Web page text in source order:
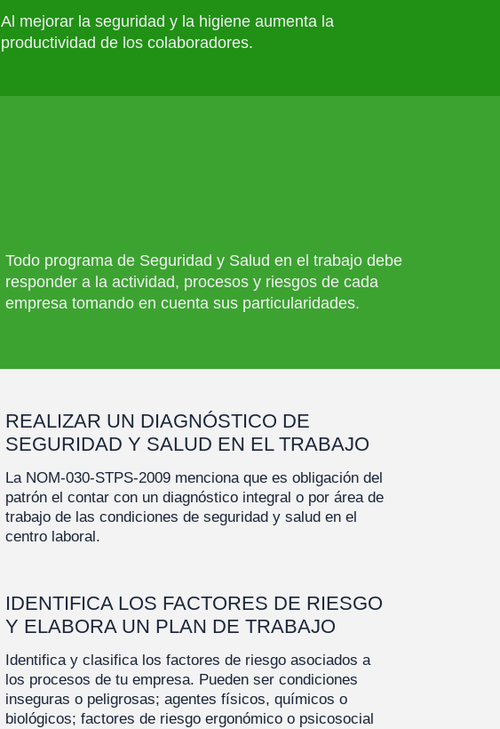
Al mejorar la seguridad y la higiene aumenta la
productividad de los colaboradores.
Todo programa de Seguridad y Salud en el trabajo debe
responder a la actividad, procesos y riesgos de cada
empresa tomando en cuenta sus particularidades.
REALIZAR UN DIAGNÓSTICO DE
SEGURIDAD Y SALUD EN EL TRABAJO
La NOM-030-STPS-2009 menciona que es obligación del
patrón el contar con un diagnóstico integral o por área de
trabajo de las condiciones de seguridad y salud en el
centro laboral.
IDENTIFICA LOS FACTORES DE RIESGO
Y ELABORA UN PLAN DE TRABAJO
Identifica y clasifica los factores de riesgo asociados a
los procesos de tu empresa. Pueden ser condiciones
inseguras o peligrosas; agentes físicos, químicos o
biológicos; factores de riesgo ergonómico o psicosocial